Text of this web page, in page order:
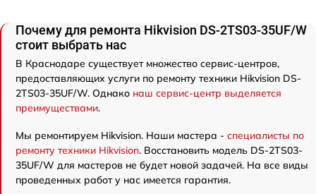
Почему для ремонта Hikvision DS-2TS03-35UF/W
стоит выбрать нас
В Краснодаре существует множество сервис-центров,
предоставляющих услуги по ремонту техники Hikvision DS-
2TS03-35UF/W. Однако наш сервис-центр выделяется
преимуществами.
Мы ремонтируем Hikvision. Наши мастера - специалисты по
ремонту техники Hikvision. Восстановить модель DS-2TS03-
35UF/W для мастеров не будет новой задачей. На все виды
проведенных работ у нас имеется гарантия.